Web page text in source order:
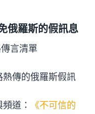
俄羅斯的假訊息
言清單
傳的俄羅斯假訊
道：
《不可信的